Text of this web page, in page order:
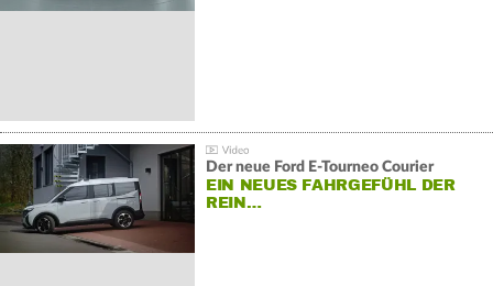
Der neue Ford E-Tourneo Courier
EIN NEUES FAHRGEFÜHL DER
REIN…